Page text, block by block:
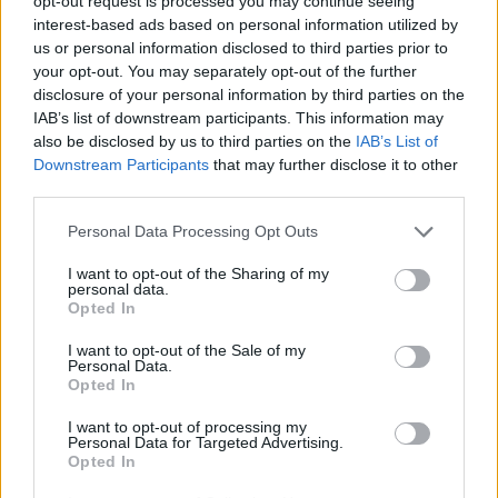
interest-based ads based on personal information utilized by
us or personal information disclosed to third parties prior to
your opt-out. You may separately opt-out of the further
disclosure of your personal information by third parties on the
IAB’s list of downstream participants. This information may
also be disclosed by us to third parties on the IAB’s List of
Downstream Participants that may further disclose it to other
Personal Data Processing Opt Outs
I want to opt-out of the Sharing of my
personal data.
Opted In
I want to opt-out of the Sale of my
Personal Data.
Opted In
I want to opt-out of processing my
Personal Data for Targeted Advertising.
Opted In
Křivoklátska
3.12.2015 (Česká divočina)
Mnozí lidé považují za
nejkrásnější období podzim –
stromy se halí do pestré palety
tónů a na lesy jen hýří
barvami. Jedním z míst, kde
místo člověka vládne příroda, je Křivoklátsko. Ukrývá unikátní
místa, zejména v Národní přírodní rezervaci Týřov se skrývají
opravdové kousky divočiny. Hluboké údolí se vine od řeky
Oupořský potok je domovem našeho původního, kriticky
silně ohrožených tisů červených. Nad údolím se rozkládají suché
skalní stepi, které za několik měsíců pokryje koniklec luční.
Nadějí Moldavska je jeho zemědělství
30.11.2015 (Ekolist.cz
ten, který neměl možnost tuto
zemi navštívit? V lepším